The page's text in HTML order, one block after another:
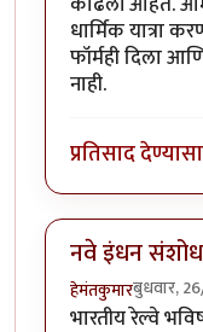
धार्मिक यात्रा
फॉर्मही दिला
नाही.
प्रतिसाद
नवे इंधन
हेमंतकुमारबुधवार,
भारतीय रेल्वे